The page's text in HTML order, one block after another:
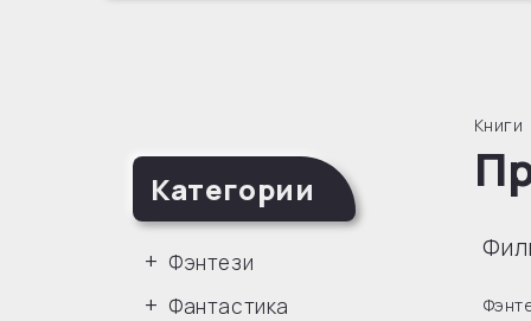
Категории
Фэнтези
Фантастика
Книги